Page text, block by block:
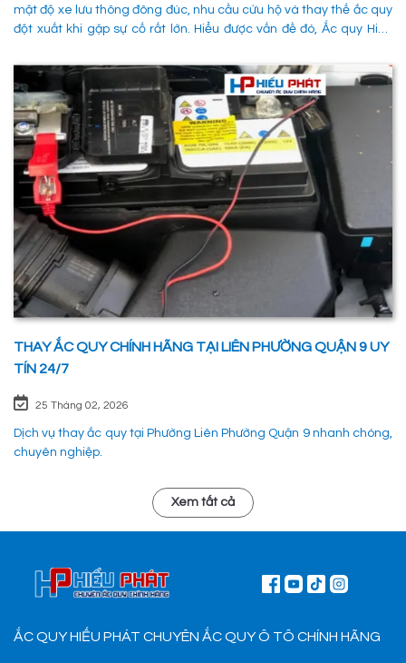
mật độ xe lưu thông đông đúc, nhu cầu cứu hộ và thay thế ắc quy
đột xuất khi gặp sự cố rất lớn. Hiểu được vấn đề đó, Ắc quy Hiếu
Hữu Quận 9 một cách nhanh chóng, chuyên nghiệp và đảm bảo
mọi hoạt động của các phương tiên giao thông không bị gián
đoạn. 1. Dịch vụ thay ắc quy tận nơi tại Phường Phú Hữu Quận 9
nhanh chóng, uy tín
THAY ẮC QUY CHÍNH HÃNG TẠI LIÊN PHƯỜNG QUẬN 9 UY
TÍN 24/7
25 Tháng 02, 2026
Dịch vụ thay ắc quy tại Phường Liên Phường Quận 9 nhanh chóng,
chuyên nghiệp.
Xem tất cả
ẮC QUY HIẾU PHÁT CHUYÊN ẮC QUY Ô TÔ CHÍNH HÃNG